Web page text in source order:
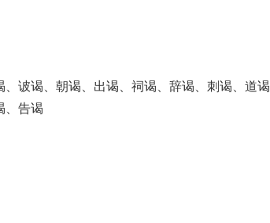
诐谒、朝谒、出谒、祠谒、辞谒、刺谒、道
、告谒